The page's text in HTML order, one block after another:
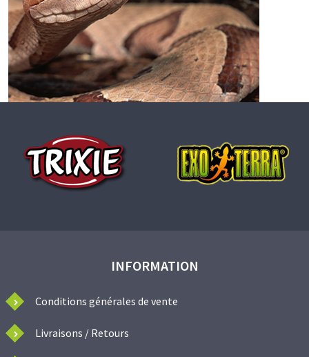
INFORMATION
Conditions générales de vente
Livraisons / Retours